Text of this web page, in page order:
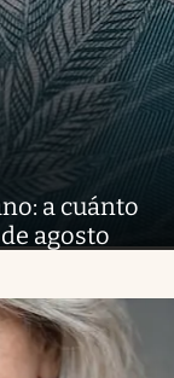
a cuánto
agosto